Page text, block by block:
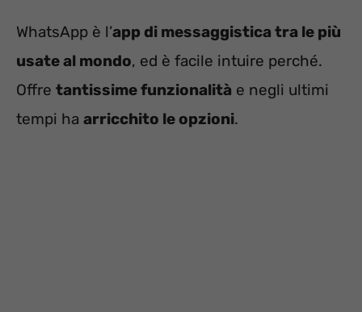
WhatsApp è l’app di messaggistica tra le più
usate al mondo, ed è facile intuire perché.
Offre tantissime funzionalità e negli ultimi
tempi ha arricchito le opzioni.